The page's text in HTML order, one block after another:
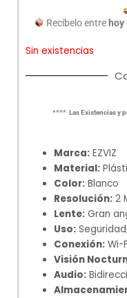
Recíbelo entre hoy
Sin existencias
**** Las Existencias y
Marca: EZVIZ
Material:
Color: Blanco
Resolución: 2
Lente: Gran
Uso:
Conexión: Wi-
Visión
Audio: